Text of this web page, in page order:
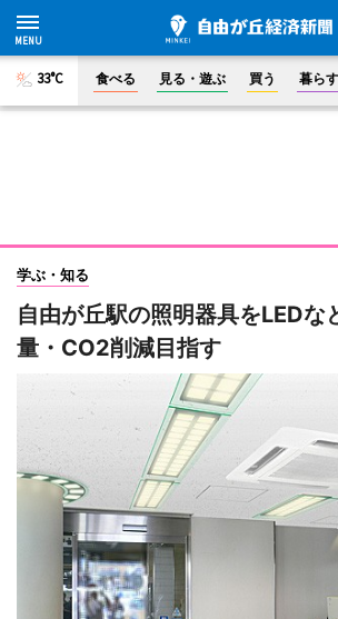
33°C 食べる 見る・遊ぶ 買う 暮ら
学ぶ・知る
自由が丘駅の照明器具をLEDな
量・CO2削減目指す